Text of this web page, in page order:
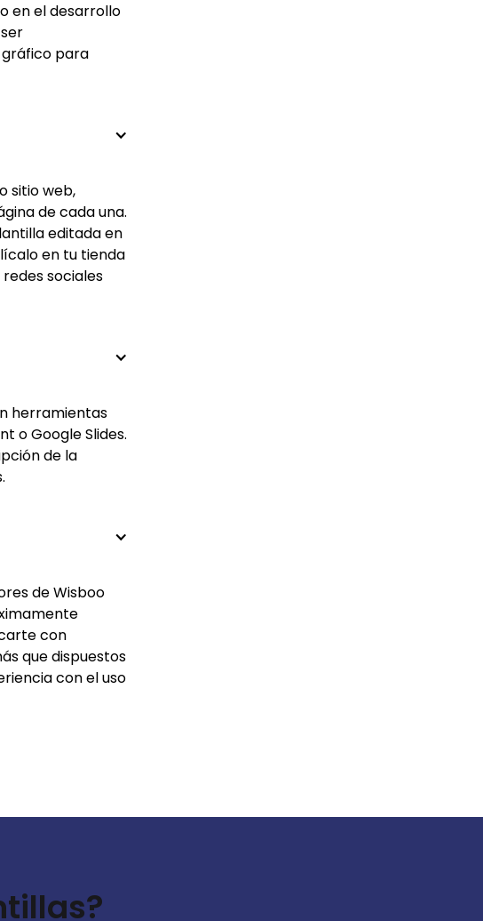
en el desarrollo
gráfico para
sitio web,
de cada una.
editada en
en tu tienda
sociales
herramientas
o Google Slides.
de la
de Wisboo
con
que dispuestos
con el uso